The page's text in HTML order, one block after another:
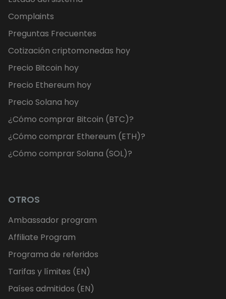
Complaints
Preguntas Frecuentes
Cotización criptomonedas hoy
Precio Bitcoin hoy
Precio Ethereum hoy
Precio Solana hoy
¿Cómo comprar Bitcoin (BTC)?
¿Cómo comprar Ethereum (ETH)?
¿Cómo comprar Solana (SOL)?
OTROS
Ambassador program
Affiliate Program
Programa de referidos
Tarifas y límites (EN)
Países admitidos (EN)